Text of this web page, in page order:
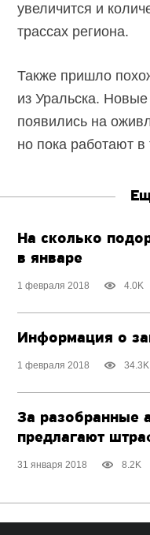
увеличится и
трассах региона.
Также пришло
из Уральска.
появились на
но пока работают
На сколько
в январе
1 февраля 2018 4.0K
Информация о
1 февраля 2018 34.3K
За разобранные
предлагают
31 января 2018 8.2K